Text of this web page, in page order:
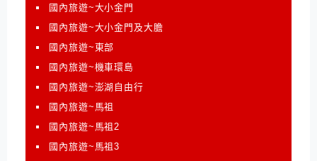
國內旅遊~大小金門
國內旅遊~大小金門及大膽
國內旅遊~東部
國內旅遊~機車環島
國內旅遊~澎湖自由行
國內旅遊~馬祖
國內旅遊~馬祖2
國內旅遊~馬祖3